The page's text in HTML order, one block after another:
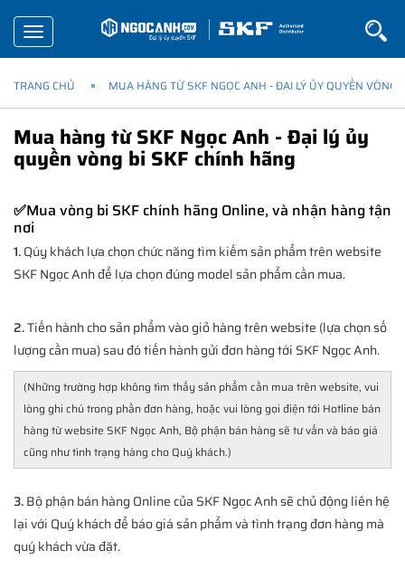
Toggle
navigation
TRANG CHỦ MUA HÀNG TỪ SKF NGỌC ANH - ĐẠI LÝ ỦY QUYỀN VÒNG
Mua hàng từ SKF Ngọc Anh - Đại lý ủy
quyền vòng bi SKF chính hãng
✅Mua vòng bi SKF chính hãng Online, và nhận hàng tận
nơi
1.Qúy khách lựa chọn chức năng tìm kiếm sản phẩm trên website
SKF Ngọc Anh để lựa chọn đúng model sản phẩm cần mua.
2.Tiến hành cho sản phẩm vào giỏ hàng trên website (lựa chọn số
lượng cần mua) sau đó tiến hành gửi đơn hàng tới SKF Ngọc Anh.
(Những trường hợp không tìm thấy sản phẩm cần mua trên website, vui
lòng ghi chú trong phần đơn hàng, hoặc vui lòng gọi điện tới Hotline bán
hàng từ website SKF Ngọc Anh, Bộ phận bán hàng sẽ tư vấn và báo giá
cũng như tình trạng hàng cho Quý khách.)
3.Bộ phận bán hàng Online của SKF Ngọc Anh sẽ chủ động liên hệ
lại với Quý khách để báo giá sản phẩm và tình trạng đơn hàng mà
quý khách vừa đặt.